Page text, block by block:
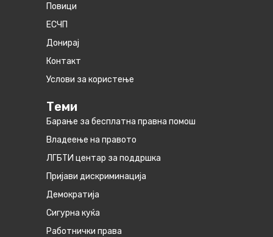
Повици
ЕСЧП
Донирај
Контакт
Услови за користење
Теми
Барање за бесплатна правна помош
Владеење на правото
ЛГБТИ центар за поддршка
Пријави дискриминација
Демократија
Сигурна куќа
Работнички права